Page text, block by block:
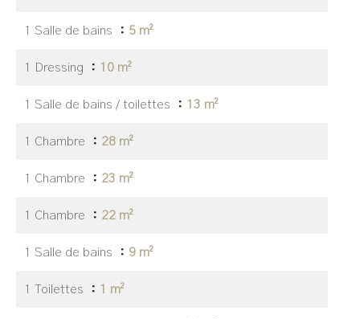
1 Salle de bains 5 m²
1 Dressing 10 m²
1 Salle de bains / toilettes 13 m²
1 Chambre 28 m²
1 Chambre 23 m²
1 Chambre 22 m²
1 Salle de bains 9 m²
1 Toilettes 1 m²